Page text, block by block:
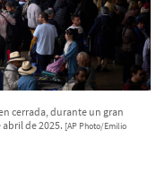
cerrada, durante un gran
de 2025. [AP Photo/Emilio